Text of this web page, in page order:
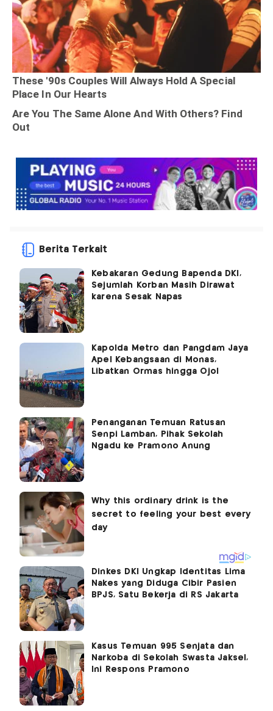
Berita Terkait
Kebakaran Gedung Bapenda DKI,
Sejumlah Korban Masih Dirawat
karena Sesak Napas
Kapolda Metro dan Pangdam Jaya
Apel Kebangsaan di Monas,
Libatkan Ormas hingga Ojol
Penanganan Temuan Ratusan
Senpi Lamban, Pihak Sekolah
Ngadu ke Pramono Anung
Dinkes DKI Ungkap Identitas Lima
Nakes yang Diduga Cibir Pasien
BPJS, Satu Bekerja di RS Jakarta
Kasus Temuan 995 Senjata dan
Narkoba di Sekolah Swasta Jaksel,
Ini Respons Pramono